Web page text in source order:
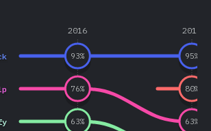
2016 2017
93% 95%
76%
63%
80%
63%